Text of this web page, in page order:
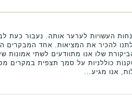
העשויות לערער אותה. נעבור כעת
להכיר את המציאות. אחד המבקרים
יום, הפילוסוף הסקוטי בן המאה ה-18. דרך הביקורת שלו אנו
כוללניות על סמך תצפית במקרים